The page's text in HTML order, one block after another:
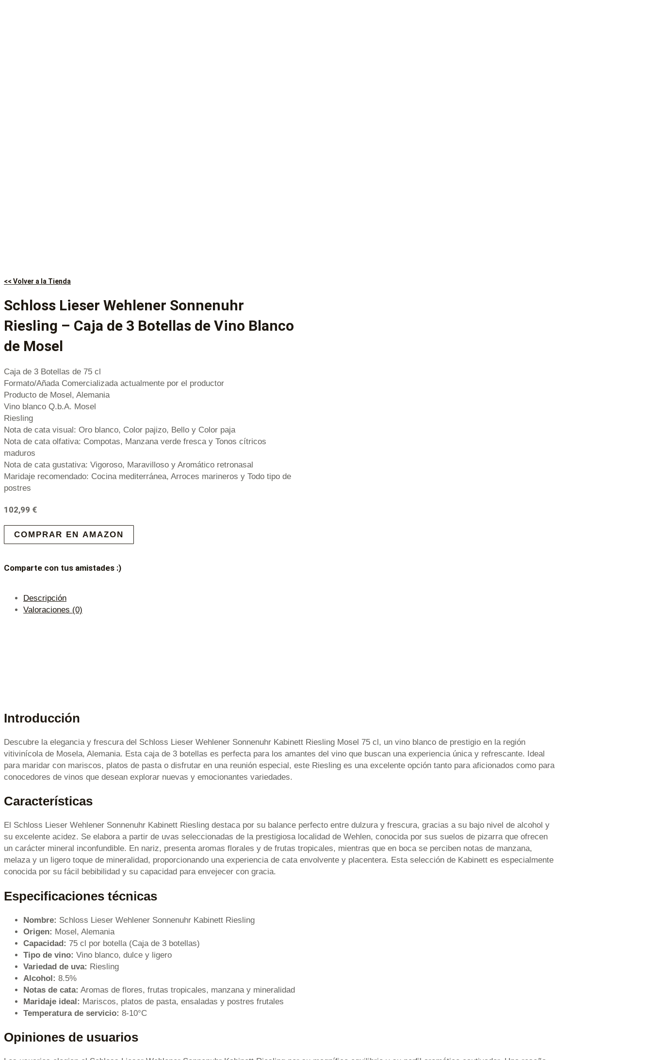
<< Volver a la Tienda
Schloss Lieser Wehlener Sonnenuhr
Riesling – Caja de 3 Botellas de Vino Blanco
de Mosel
Caja de 3 Botellas de 75 cl
Formato/Añada Comercializada actualmente por el productor
Producto de Mosel, Alemania
Vino blanco Q.b.A. Mosel
Riesling
Nota de cata visual: Oro blanco, Color pajizo, Bello y Color paja
Nota de cata olfativa: Compotas, Manzana verde fresca y Tonos cítricos
maduros
Nota de cata gustativa: Vigoroso, Maravilloso y Aromático retronasal
Maridaje recomendado: Cocina mediterránea, Arroces marineros y Todo tipo de
postres
102,99 €
COMPRAR EN AMAZON
Comparte con tus amistades :)
Descripción
Valoraciones (0)
Introducción
Descubre la elegancia y frescura del Schloss Lieser Wehlener Sonnenuhr Kabinett Riesling Mosel 75 cl, un vino blanco de prestigio en la región
vitivinícola de Mosela, Alemania. Esta caja de 3 botellas es perfecta para los amantes del vino que buscan una experiencia única y refrescante. Ideal
para maridar con mariscos, platos de pasta o disfrutar en una reunión especial, este Riesling es una excelente opción tanto para aficionados como para
conocedores de vinos que desean explorar nuevas y emocionantes variedades.
Características
El Schloss Lieser Wehlener Sonnenuhr Kabinett Riesling destaca por su balance perfecto entre dulzura y frescura, gracias a su bajo nivel de alcohol y
su excelente acidez. Se elabora a partir de uvas seleccionadas de la prestigiosa localidad de Wehlen, conocida por sus suelos de pizarra que ofrecen
un carácter mineral inconfundible. En nariz, presenta aromas florales y de frutas tropicales, mientras que en boca se perciben notas de manzana,
melaza y un ligero toque de mineralidad, proporcionando una experiencia de cata envolvente y placentera. Esta selección de Kabinett es especialmente
conocida por su fácil bebibilidad y su capacidad para envejecer con gracia.
Especificaciones técnicas
Nombre: Schloss Lieser Wehlener Sonnenuhr Kabinett Riesling
Origen: Mosel, Alemania
Capacidad: 75 cl por botella (Caja de 3 botellas)
Tipo de vino: Vino blanco, dulce y ligero
Variedad de uva: Riesling
Alcohol: 8.5%
Notas de cata: Aromas de flores, frutas tropicales, manzana y mineralidad
Maridaje ideal: Mariscos, platos de pasta, ensaladas y postres frutales
Temperatura de servicio: 8-10°C
Opiniones de usuarios